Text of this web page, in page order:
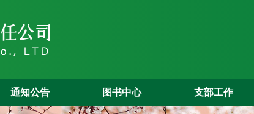
通知公告 图书中心 支部工作